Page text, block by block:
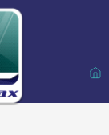
Ir
para
o
conteúdo